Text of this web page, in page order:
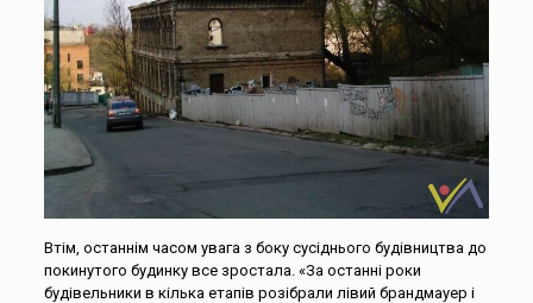
Втім, останнім часом увага з боку сусіднього будівництва до
покинутого будинку все зростала. «За останні роки
будівельники в кілька етапів розібрали лівий брандмауер і